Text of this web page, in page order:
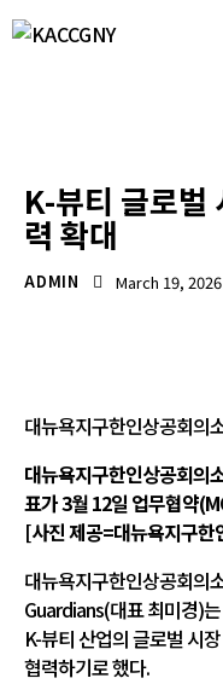
K-뷰티 글로벌
력 확대
ADMIN March 19, 2026
대뉴욕지구한인상공회의
대뉴욕지구한인상공회의
표가 3월 12일 업무협약
[사진 제공=대뉴욕지구한
대뉴욕지구한인상공회의
Guardians(대표 최미경)
K-뷰티 산업의 글로벌 시
협력하기로 했다.